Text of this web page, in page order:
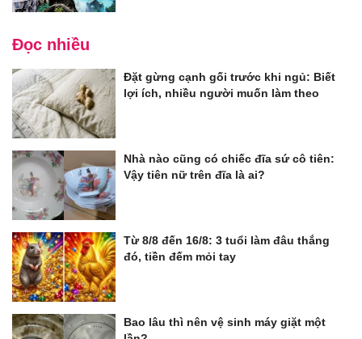
Đọc nhiều
Đặt gừng cạnh gối trước khi ngủ: Biết
lợi ích, nhiều người muốn làm theo
Nhà nào cũng có chiếc đĩa sứ cô tiên:
Vậy tiên nữ trên đĩa là ai?
Từ 8/8 đến 16/8: 3 tuổi làm đâu thắng
đó, tiền đếm mỏi tay
Bao lâu thì nên vệ sinh máy giặt một